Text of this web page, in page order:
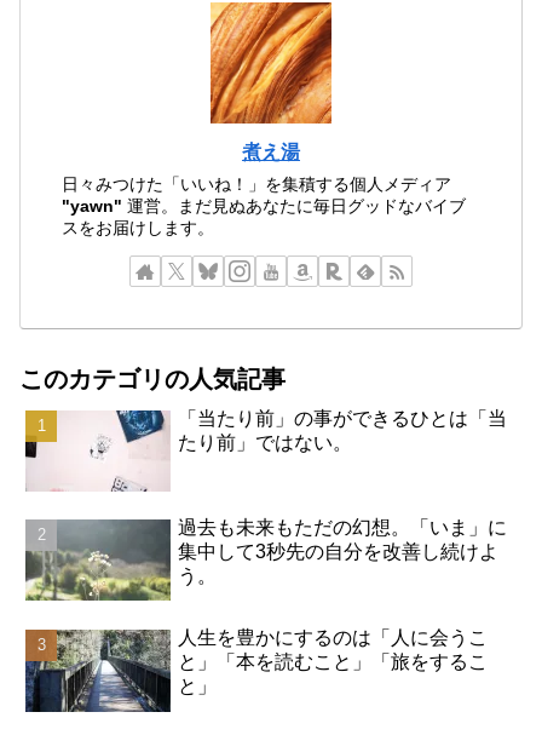
煮え湯
日々みつけた「いいね！」を集積する個人メディア
"yawn" 運営。まだ見ぬあなたに毎日グッドなバイブ
スをお届けします。
このカテゴリの人気記事
「当たり前」の事ができるひとは「当
たり前」ではない。
過去も未来もただの幻想。「いま」に
集中して3秒先の自分を改善し続けよ
う。
人生を豊かにするのは「人に会うこ
と」「本を読むこと」「旅をするこ
と」